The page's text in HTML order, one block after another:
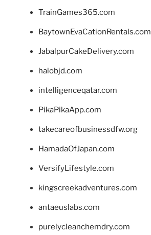
TrainGames365.com
BaytownEvaCationRentals.com
JabalpurCakeDelivery.com
halobjd.com
intelligenceqatar.com
PikaPikaApp.com
takecareofbusinessdfw.org
HamadaOfJapan.com
VersifyLifestyle.com
kingscreekadventures.com
antaeuslabs.com
purelycleanchemdry.com